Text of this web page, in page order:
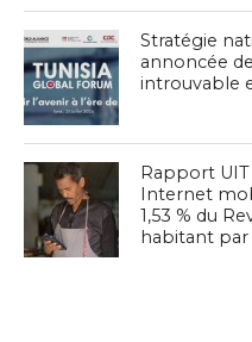
Stratégie
annoncée
introuvable
Rapport UIT
Internet
1,53 % du
habitant